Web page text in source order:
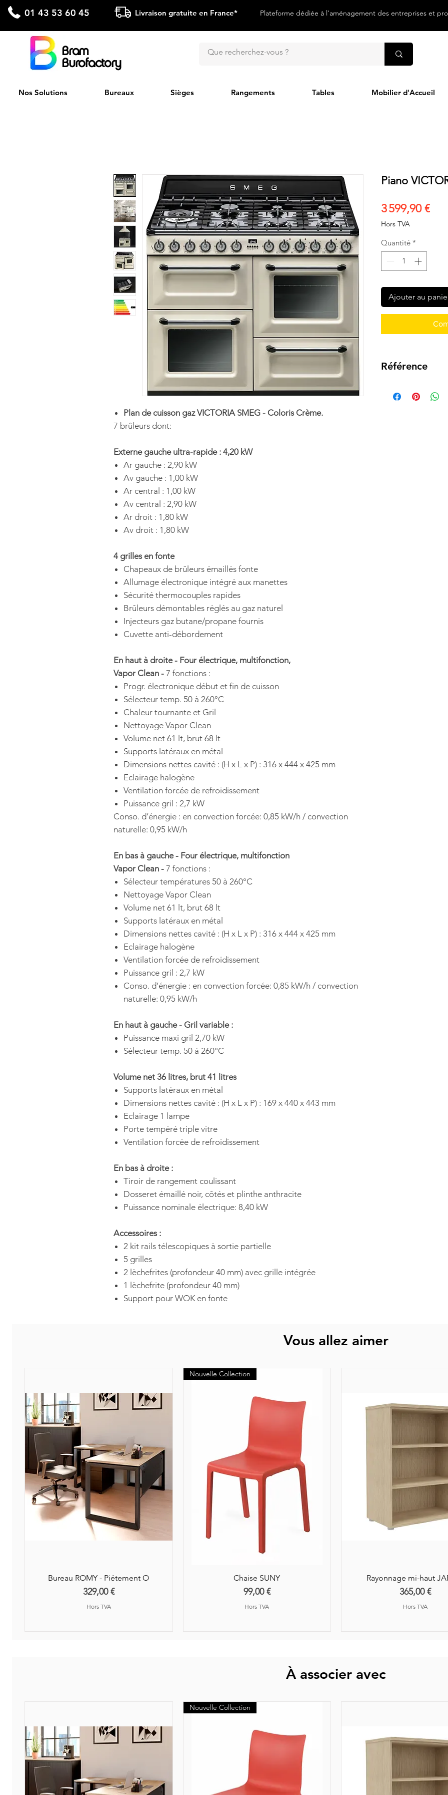
01 43 53 60 45 Livraison gratuite en France*
Plateforme dédiée à l'aménagement des entreprises et
Bram
Burofactory
Nos Solutions Bureaux Sièges Rangements Tables Mobilier d'Accueil
Plan de cuisson gaz VICTORIA SMEG - Coloris Crème.
7 brûleurs dont:
Externe gauche ultra-rapide : 4,20 kW
Ar gauche : 2,90 kW
Av gauche : 1,00 kW
Ar central : 1,00 kW
Av central : 2,90 kW
Ar droit : 1,80 kW
Av droit : 1,80 kW
4 grilles en fonte
Chapeaux de brûleurs émaillés fonte
Allumage électronique intégré aux manettes
Sécurité thermocouples rapides
Brûleurs démontables réglés au gaz naturel
Injecteurs gaz butane/propane fournis
Cuvette anti-débordement
En haut à droite - Four électrique, multifonction,
Vapor Clean - 7 fonctions :
Progr. électronique début et fin de cuisson
Sélecteur temp. 50 à 260°C
Chaleur tournante et Gril
Nettoyage Vapor Clean
Volume net 61 lt, brut 68 lt
Supports latéraux en métal
Dimensions nettes cavité : (H x L x P) : 316 x 444 x 425 mm
Eclairage halogène
Ventilation forcée de refroidissement
Puissance gril : 2,7 kW
Conso. d’énergie : en convection forcée: 0,85 kW/h / convection
naturelle: 0,95 kW/h
En bas à gauche - Four électrique, multifonction
Vapor Clean - 7 fonctions :
Sélecteur températures 50 à 260°C
Nettoyage Vapor Clean
Volume net 61 lt, brut 68 lt
Supports latéraux en métal
Dimensions nettes cavité : (H x L x P) : 316 x 444 x 425 mm
Eclairage halogène
Ventilation forcée de refroidissement
Puissance gril : 2,7 kW
Conso. d’énergie : en convection forcée: 0,85 kW/h / convection
naturelle: 0,95 kW/h
En haut à gauche - Gril variable :
Puissance maxi gril 2,70 kW
Sélecteur temp. 50 à 260°C
Volume net 36 litres, brut 41 litres
Supports latéraux en métal
Dimensions nettes cavité : (H x L x P) : 169 x 440 x 443 mm
Eclairage 1 lampe
Porte tempéré triple vitre
Ventilation forcée de refroidissement
En bas à droite :
Tiroir de rangement coulissant
Dosseret émaillé noir, côtés et plinthe anthracite
Puissance nominale électrique: 8,40 kW
Accessoires :
2 kit rails télescopiques à sortie partielle
5 grilles
2 lèchefrites (profondeur 40 mm) avec grille intégrée
1 lèchefrite (profondeur 40 mm)
Support pour WOK en fonte
Piano
3 599,90 €Prix
Hors TVA
Quantité *
Ajouter au
Référence
Vous allez aimer
Bureau ROMY - Piétement O
Prix
329,00 €
Hors TVA
Nouvelle Collection
Chaise SUNY
Prix
99,00 €
Hors TVA
Rayonnage mi-haut
Prix
365,00 €
Hors TVA
À associer avec
Nouvelle Collection